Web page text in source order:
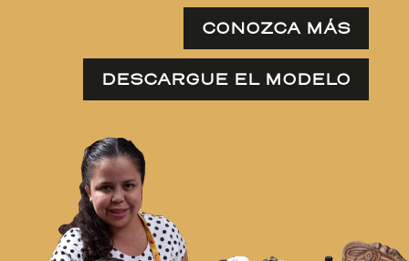
CONOZCA MÁS
DESCARGUE EL MODELO